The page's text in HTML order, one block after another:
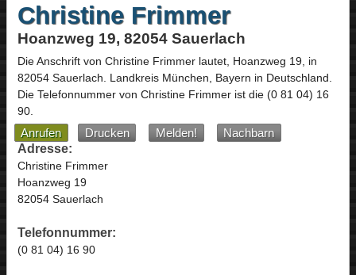
Christine Frimmer
Hoanzweg 19, 82054 Sauerlach
Die Anschrift von Christine Frimmerlautet, Hoanzweg 19, in
82054 Sauerlach. Landkreis München, Bayern in Deutschland.
Die Telefonnummer von Christine Frimmer ist die (0 81 04) 16
90.
Anrufen Drucken Melden!
Nachbarn
Adresse:
Christine Frimmer
Hoanzweg 19
82054 Sauerlach
Telefonnummer:
(0 81 04) 16 90